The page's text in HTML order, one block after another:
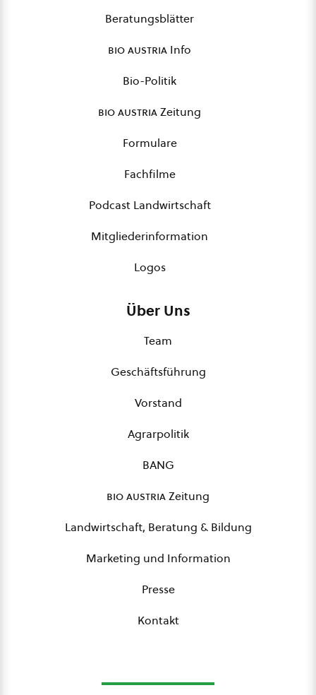
Beratungsblätter
bio austria Info
Bio-Politik
bio austriaZeitung
Formulare
Fachfilme
Podcast Landwirtschaft
Mitgliederinformation
Logos
Über Uns
Team
Geschäftsführung
Vorstand
Agrarpolitik
BANG
bio austriaZeitung
Landwirtschaft, Beratung & Bildung
Marketing und Information
Presse
Kontakt